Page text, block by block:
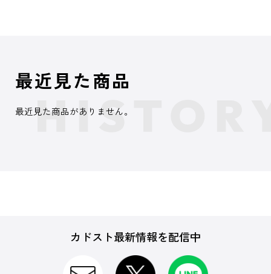
最近見た商品
最近見た商品がありません。
カドスト最新情報を配信中